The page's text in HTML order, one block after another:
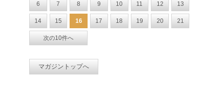
6 7 8 9 10 11 12 13
14 15 16 17 18 19 20 21
次の10件へ
マガジントップへ